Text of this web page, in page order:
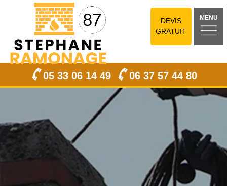
DEVIS
GRATUIT
MENU
05 33 06 14 49 06 37 57 44 80